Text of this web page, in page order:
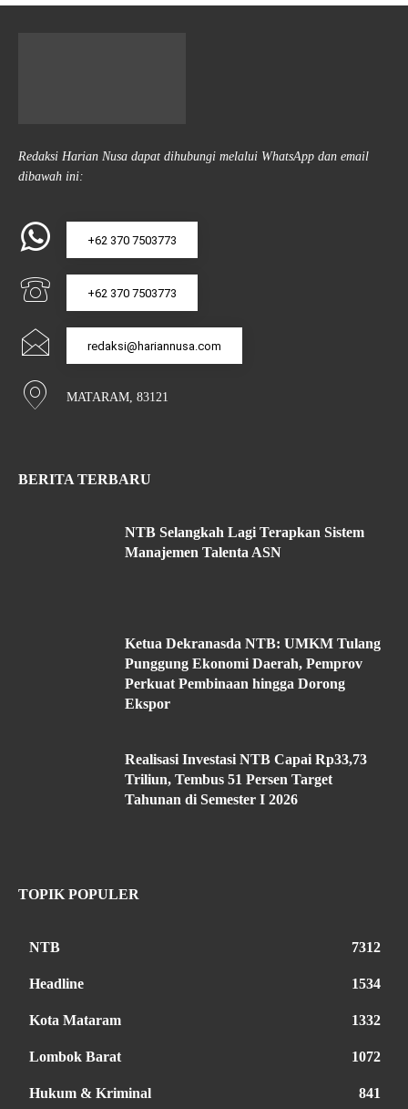
Redaksi Harian Nusa dapat dihubungi melalui WhatsApp dan email
dibawah ini:
+62 370 7503773
+62 370 7503773
redaksi@hariannusa.com
MATARAM, 83121
BERITA TERBARU
NTB Selangkah Lagi Terapkan Sistem
Manajemen Talenta ASN
Ketua Dekranasda NTB: UMKM Tulang
Punggung Ekonomi Daerah, Pemprov
Perkuat Pembinaan hingga Dorong
Ekspor
Realisasi Investasi NTB Capai Rp33,73
Triliun, Tembus 51 Persen Target
Tahunan di Semester I 2026
TOPIK POPULER
NTB 7312
Headline 1534
Kota Mataram 1332
Lombok Barat 1072
Hukum & Kriminal 841